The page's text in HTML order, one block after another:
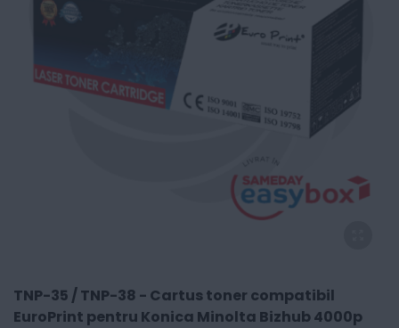
TNP-35 / TNP-38 - Cartus toner compatibil
EuroPrint pentru Konica Minolta Bizhub 4000p